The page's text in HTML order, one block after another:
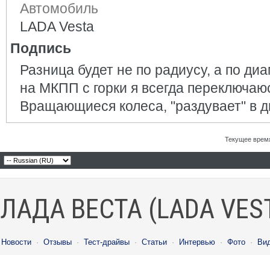
Автомобиль
LADA Vesta
Подпись
Разница будет не по радиусу, а по
на МКПП с горки я всегда
Вращающиеся колеса, "раздувает" в
Текущее
ЛАДА ВЕСТА (LADA
Новости · Отзывы · Тест-драйвы · Статьи · Интервью · Фото ·